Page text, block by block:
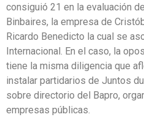
consiguió 21 en la evaluación
Binbaires, la empresa de
Ricardo Benedicto la cual se
Internacional. En el caso, la
tiene la misma diligencia que
instalar partidarios de Juntos
sobre directorio del Bapro,
empresas públicas.